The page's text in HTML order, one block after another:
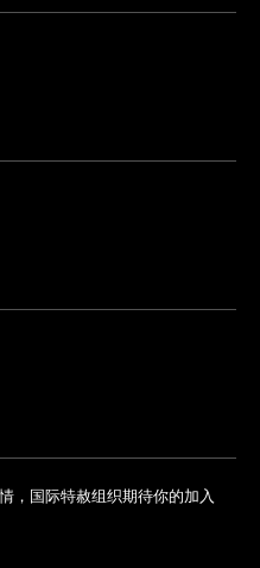
，国际特赦组织期待你的加入